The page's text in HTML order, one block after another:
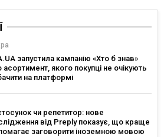
запустила кампанію «Хто б знав»
асортимент, якого покупці не очікують
на платформі
чи репетитор: нове
від Preply показує, що краще
заговорити іноземною мовою